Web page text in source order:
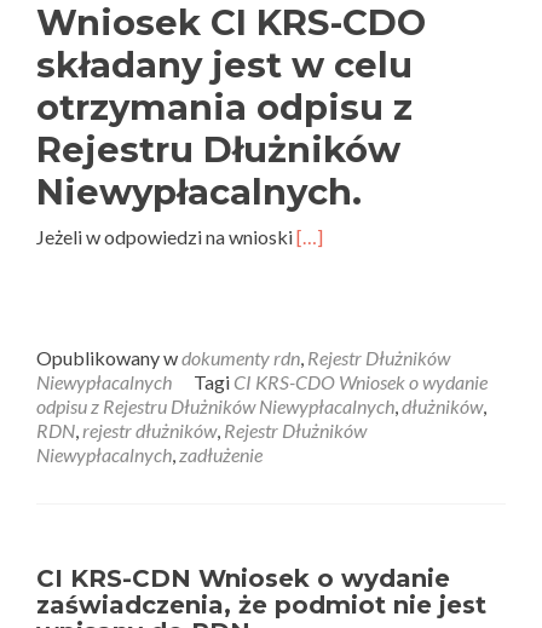
Wniosek CI KRS-CDO
składany jest w celu
otrzymania odpisu z
Rejestru Dłużników
Niewypłacalnych.
Jeżeli w odpowiedzi na wnioski[…]
Opublikowany wdokumenty rdn, Rejestr Dłużników
Niewypłacalnych
Tagi CI KRS-CDO Wniosek o wydanie
odpisu z Rejestru Dłużników Niewypłacalnych,dłużników,
RDN,rejestr dłużników, Rejestr Dłużników
Niewypłacalnych,zadłużenie
CI KRS-CDN Wniosek o wydanie
zaświadczenia, że podmiot nie jest